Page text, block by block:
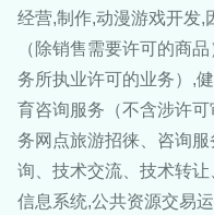
经营,制作,动漫游戏开发,
（除销售需要许可的商
务所执业许可的业务）,
育咨询服务（不含涉许
务网点旅游招徕、咨询
询、技术交流、技术转
信息系统,公共资源交易